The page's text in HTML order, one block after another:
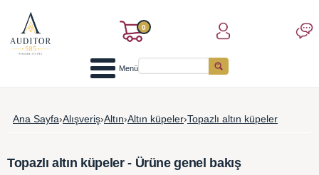
0
Menü
Ana Sayfa›Alışveriş›Altın›Altın küpeler›Topazlı altın küpeler
Topazlı altın küpeler - Ürüne genel bakış